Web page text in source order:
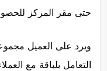
حتى مقر المركز
ويرد على العميل
التعامل بلباقة مع